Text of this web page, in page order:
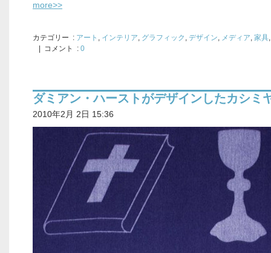
more>>
カテゴリー : アート , インテリア, グラフィック , デザイン, メディア, 家具,
| コメント : 0
ダミアン・ハーストがデザインしたカシミ
2010年2月 2日 15:36